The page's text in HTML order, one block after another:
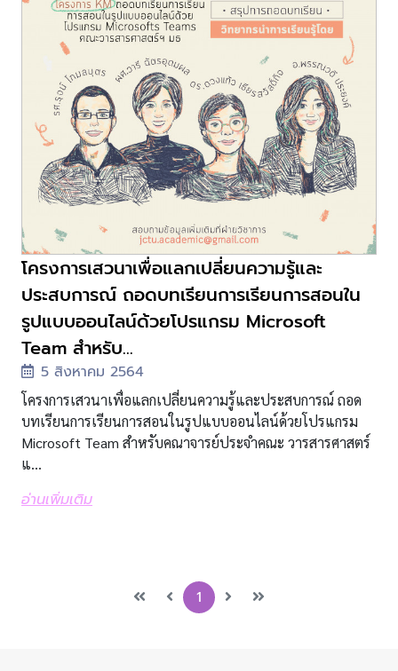
โครงการเสวนาเพื่อแลกเปลี่ยนความรู้และ
ประสบการณ์ ถอดบทเรียนการเรียนการสอนใน
รูปแบบออนไลน์ด้วยโปรแกรม Microsoft
Team สำหรับ...
5 สิงหาคม 2564
โครงการเสวนาเพื่อแลกเปลี่ยนความรู้และประสบการณ์ ถอด
บทเรียนการเรียนการสอนในรูปแบบออนไลน์ด้วยโปรแกรม
Microsoft Team สำหรับคณาจารย์ประจำคณะ วารสารศาสตร์
แ...
อ่านเพิ่มเติม
1